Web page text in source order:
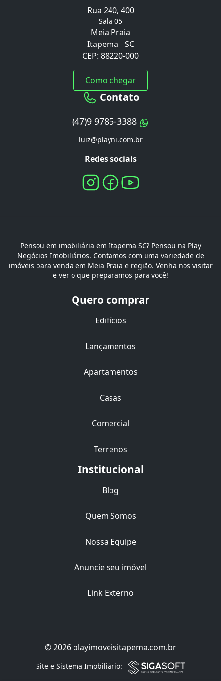
Filtro
Rua 240, 400
Sala 05
Meia Praia
Itapema - SC
CEP: 88220-000
Como chegar
Contato
(47)9 9785-3388
luiz@playni.com.br
Redes sociais
Pensou em imobiliária em Itapema SC? Pensou na Play
Negócios Imobiliários. Contamos com uma variedade de
imóveis para venda em Meia Praia e região. Venha nos visitar
e ver o que preparamos para você!
Quero comprar
Edifícios
Lançamentos
Apartamentos
Casas
Comercial
Terrenos
Institucional
Blog
Quem Somos
Nossa Equipe
Anuncie seu imóvel
Link Externo
© 2026 playimoveisitapema.com.br
Site e Sistema Imobiliário: